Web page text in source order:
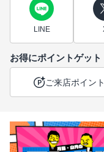
LINE
お得にポイントゲット
ご来店ポイント